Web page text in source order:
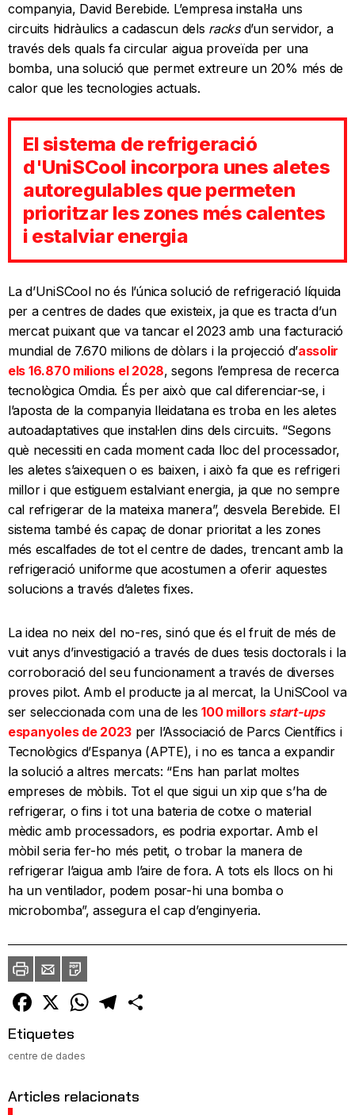
companyia, David Berebide. L’empresa instal·la uns
circuits hidràulics a cadascun dels racksd’un servidor, a
través dels quals fa circular aigua proveïda per una
bomba, una solució que permet extreure un 20% més de
calor que les tecnologies actuals.
El sistema de refrigeració
d'UniSCool incorpora unes aletes
autoregulables que permeten
prioritzar les zones més calentes
i estalviar energia
La d’UniSCool no és l’única solució de refrigeració líquida
per a centres de dades que existeix, ja que es tracta d’un
mercat puixant que va tancar el 2023 amb una facturació
mundial de 7.670 milions de dòlars i la projecció d’assolir
els 16.870 milions el 2028, segons l’empresa de recerca
tecnològica Omdia. És per això que cal diferenciar-se, i
l’aposta de la companyia lleidatana es troba en les aletes
autoadaptatives que instal·len dins dels circuits. “Segons
què necessiti en cada moment cada lloc del processador,
les aletes s’aixequen o es baixen, i això fa que es refrigeri
millor i que estiguem estalviant energia, ja que no sempre
cal refrigerar de la mateixa manera”, desvela Berebide. El
sistema també és capaç de donar prioritat a les zones
més escalfades de tot el centre de dades, trencant amb la
refrigeració uniforme que acostumen a oferir aquestes
solucions a través d’aletes fixes.
La idea no neix del no-res, sinó que és el fruit de més de
vuit anys d’investigació a través de dues tesis doctorals i la
corroboració del seu funcionament a través de diverses
proves pilot. Amb el producte ja al mercat, la UniSCool va
ser seleccionada com una de les100 millors start-ups
espanyoles de 2023 per l’Associació de Parcs Científics i
Tecnològics d’Espanya (APTE), i no es tanca a expandir
la solució a altres mercats: “Ens han parlat moltes
empreses de mòbils. Tot el que sigui un xip que s’ha de
refrigerar, o fins i tot una bateria de cotxe o material
mèdic amb processadors, es podria exportar. Amb el
mòbil seria fer-ho més petit, o trobar la manera de
refrigerar l’aigua amb l’aire de fora. A tots els llocs on hi
ha un ventilador, podem posar-hi una bomba o
microbomba”, assegura el cap d’enginyeria.
ImprimirEnvia
un
amic
PDF
Facebook
X WhatsAppTelegram
Etiquetes
centre de dades
Articles relacionats